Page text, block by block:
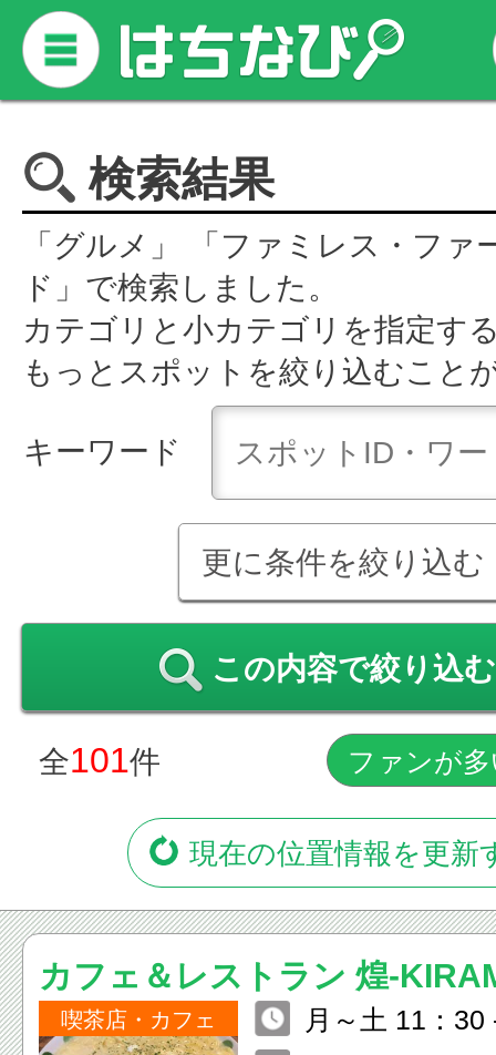
検索結果
「グルメ」 「ファミレス・ファ
ド」で検索しました。
カテゴリと小カテゴリを指定す
もっとスポットを絞り込むこと
キーワード
更に条件を絞り込む
この内容で絞り込む
全101件
現在の位置情報を更新
カフェ＆レストラン 煌-
らめき）
喫茶店・カフェ
月～土 11：